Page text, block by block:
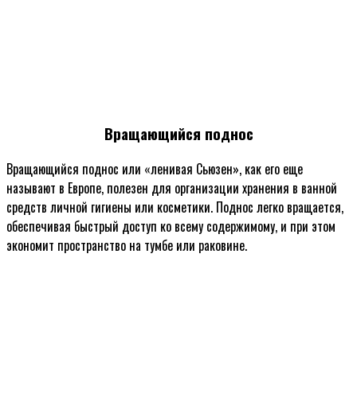
Вращающийся поднос
Вращающийся поднос или «ленивая Сьюзен», как его еще
называют в Европе, полезен для организации хранения в ванной
средств личной гигиены или косметики. Поднос легко вращается,
обеспечивая быстрый доступ ко всему содержимому, и при этом
экономит пространство на тумбе или раковине.